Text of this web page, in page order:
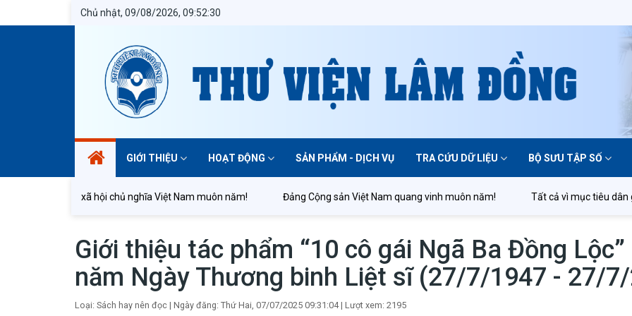
Chủ nhật, 09/08/2026, 09:52:32
GIỚI THIỆU HOẠT ĐỘNG SẢN PHẨM - DỊCH VỤ TRA CỨU DỮ LIỆU BỘ SƯU TẬP SỐ
hòa xã hội chủ nghĩa Việt Nam muôn năm! Đảng Cộng sản Việt Nam quang vinh muôn năm! Tất cả vì mục tiêu dân giàu, nước
Giới thiệu tác phẩm “10 cô gái Ngã Ba Đồng
năm Ngày Thương binh Liệt sĩ (27/7/1947 - 27/
Loại: Sách hay nên đọc | Ngày đăng: Thứ Hai, 07/07/2025 09:31:04| Lượt xem: 2195